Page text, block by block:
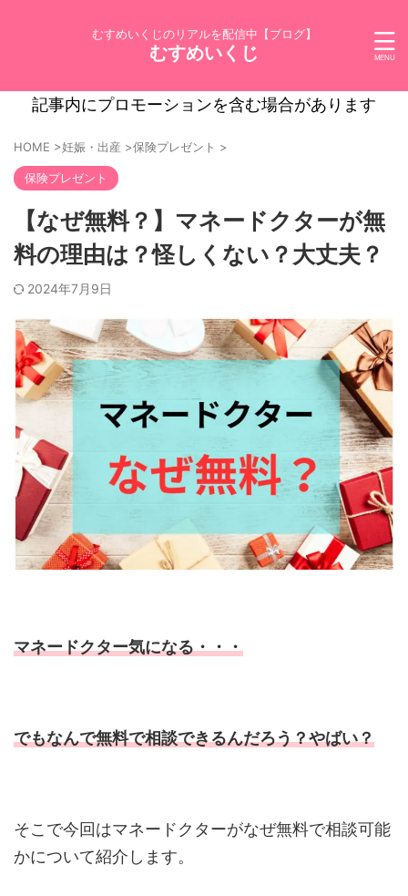
むすめいくじのリアルを配信中【ブログ】
むすめいくじ
記事内にプロモーションを含む場合があります
HOME >妊娠・出産 >保険プレゼント >
保険プレゼント
【なぜ無料？】マネードクターが無
料の理由は？怪しくない？大丈夫？
2024年7月9日
マネードクター気になる・・・
でもなんで無料で相談できるんだろう？やばい？
そこで今回はマネードクターがなぜ無料で相談可能
かについて紹介します。